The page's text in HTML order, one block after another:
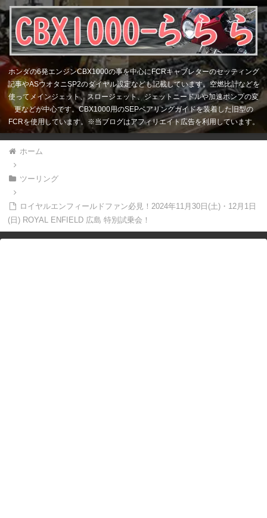
ホンダの6発エンジンCBX1000の事を中心にFCRキャブレターのセッティング
記事やASウオタニSP2のダイヤル設定なども記載しています。空燃比計などを
使ってメインジェット、スロージェット、ジェットニードルや加速ポンプの変
更などが中心です。CBX1000用のSEPベアリングガイドを装着した旧型の
FCRを使用しています。※当ブログはアフィリエイト広告を利用しています。
ホーム
ツーリング
ロイヤルエンフィールドファン必見！2024年11月30日(土)・12月1日
(日) ROYAL ENFIELD 広島 特別試乗会！